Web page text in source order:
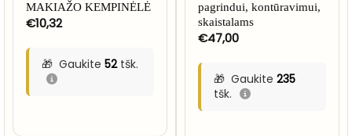
MAKIAŽO KEMPINĖLĖ
€10,32
Gaukite 52tšk.
pagrindui, kontūravimui,
skaistalams
€47,00
Gaukite 235
tšk.